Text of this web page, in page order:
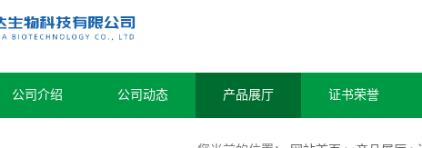
公司介绍 公司动态 产品展厅 证书荣誉